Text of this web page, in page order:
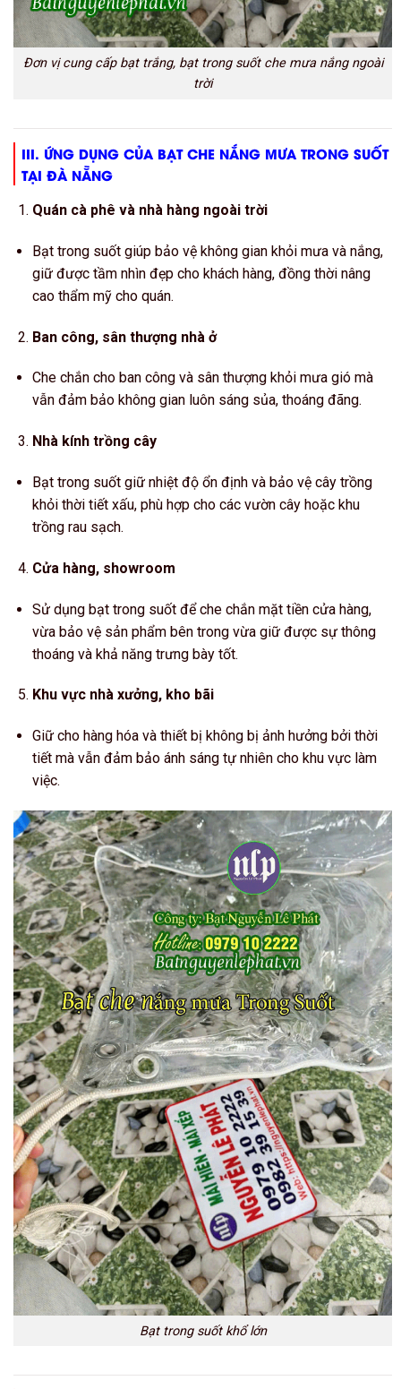
Đơn vị cung cấp bạt trắng, bạt trong suốt che mưa nắng ngoài
trời
III. ỨNG DỤNG CỦA BẠT CHE NẮNG MƯA TRONG SUỐT
TẠI ĐÀ NẴNG
Quán cà phê và nhà hàng ngoài trời
Bạt trong suốt giúp bảo vệ không gian khỏi mưa và nắng,
giữ được tầm nhìn đẹp cho khách hàng, đồng thời nâng
cao thẩm mỹ cho quán.
Ban công, sân thượng nhà ở
Che chắn cho ban công và sân thượng khỏi mưa gió mà
vẫn đảm bảo không gian luôn sáng sủa, thoáng đãng.
Nhà kính trồng cây
Bạt trong suốt giữ nhiệt độ ổn định và bảo vệ cây trồng
khỏi thời tiết xấu, phù hợp cho các vườn cây hoặc khu
trồng rau sạch.
Cửa hàng, showroom
Sử dụng bạt trong suốt để che chắn mặt tiền cửa hàng,
vừa bảo vệ sản phẩm bên trong vừa giữ được sự thông
thoáng và khả năng trưng bày tốt.
Khu vực nhà xưởng, kho bãi
Giữ cho hàng hóa và thiết bị không bị ảnh hưởng bởi thời
tiết mà vẫn đảm bảo ánh sáng tự nhiên cho khu vực làm
việc.
Bạt trong suốt khổ lớn